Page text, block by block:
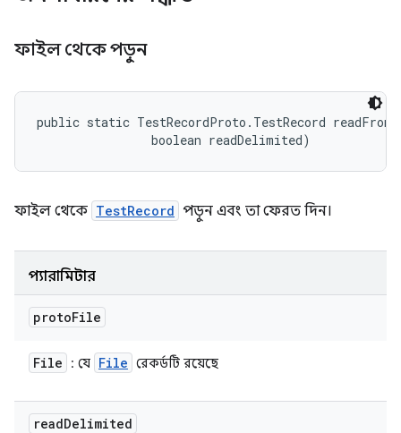
ফাইল থেকে পড়ুন
public static TestRecordProto.TestRecord
                boolean readDelimited)
ফাইল থেকে TestRecord পড়ুন এবং তা ফেরত দিন।
প্যারামিটার
protoFile
File : যে File রেকর্ডটি রয়েছে
readDelimited